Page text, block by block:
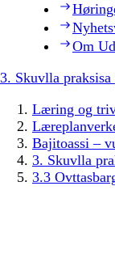
Om
3. Skuvlla
Læring og
Bajitoassi –
3. Skuvlla
3.3